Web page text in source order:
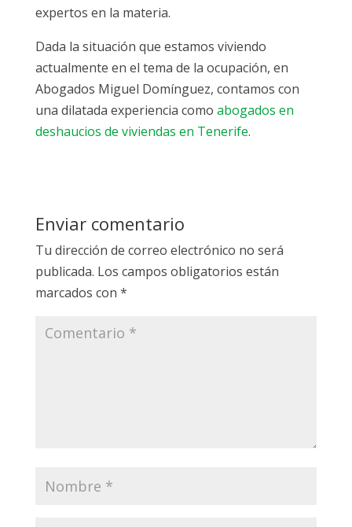
expertos en la materia.
Dada la situación que estamos viviendo
actualmente en el tema de la ocupación, en
Abogados Miguel Domínguez, contamos con
una dilatada experiencia como abogados en
deshaucios de viviendas en Tenerife.
Enviar comentario
Tu dirección de correo electrónico no será
publicada. Los campos obligatorios están
marcados con *